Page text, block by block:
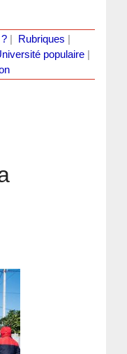
| Rubriques
populaire